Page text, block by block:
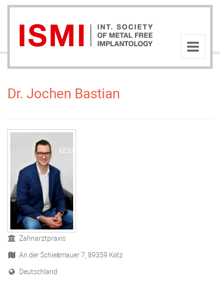
Dr. Jochen Bastian
Zahnarztpraxis
An der Schießmauer 7, 89359 Kötz
Deutschland